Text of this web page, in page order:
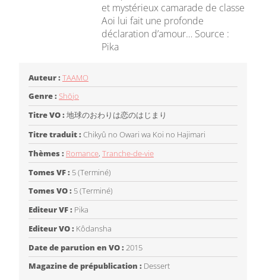
et mystérieux camarade de classe
Aoi lui fait une profonde
déclaration d’amour… Source :
Pika
Auteur : TAAMO
Genre : Shōjo
Titre VO : 地球のおわりは恋のはじまり
Titre traduit : Chikyû no Owari wa Koi no Hajimari
Thèmes : Romance, Tranche-de-vie
Tomes VF : 5 (Terminé)
Tomes VO : 5 (Terminé)
Editeur VF : Pika
Editeur VO : Kôdansha
Date de parution en VO : 2015
Magazine de prépublication : Dessert